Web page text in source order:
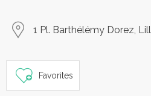
1 Pl. Barthélémy Dorez,
Favorites